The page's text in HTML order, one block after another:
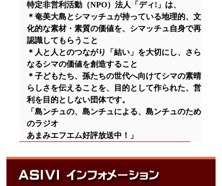
特定非営利活動（NPO）法人「ディ!」は、
＊奄美大島とシマッチュが持っている地理的、文
化的な素材・素質の価値を、シマッチュ自身で再
認識してもらうこと
＊人と人とのつながり「結い」を大切にし、さら
なるシマの価値を創造すること
＊子どもたち、孫たちの世代へ向けてシマの素晴
らしさを伝えることを、目的として作られた、営
利を目的としない団体です。
「島ンチュの、島ンチュによる、島ンチュのため
のラジオ
あまみエフエム好評放送中！」